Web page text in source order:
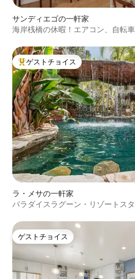
サンディエゴの一軒家
海岸桟橋の休暇！エアコン、自転車
大好評のゲストチョイスです。
ゲストチョイス
ラ・メサの一軒家
パラダイスラグーン・リゾートス
ゲストチョイス
ゲストチョイス